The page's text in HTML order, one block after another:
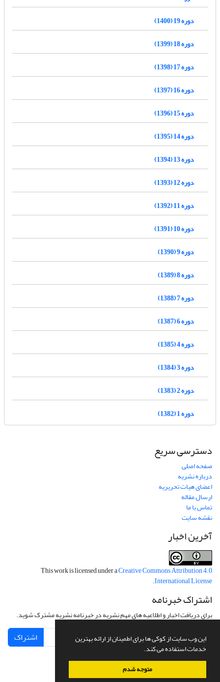
این وب سایت از کوکی ها برای اطمینان از ارائه بهترین
خدمات استفاده می کند.
متوجه شدم
دوره 19 (1400)
دوره 18 (1399)
دوره 17 (1398)
دوره 16 (1397)
دوره 15 (1396)
دوره 14 (1395)
دوره 13 (1394)
دوره 12 (1393)
دوره 11 (1392)
دوره 10 (1391)
دوره 9 (1390)
دوره 8 (1389)
دوره 7 (1388)
دوره 6 (1387)
دوره 4 (1385)
دوره 3 (1384)
دوره 2 (1383)
دوره 1 (1382)
دسترسی سریع
صفحه اصلی
درباره نشریه
اعضای هیات تحریریه
ارسال مقاله
تماس با ما
نقشه سایت
آخرین اخبار
This work is licensed under aCreative Commons Attribution 4.0
International License
.
اشتراک خبرنامه
برای دریافت اخبار و اطلاعیه های مهم نشریه در خبرنامه نشریه مشترک شوید.
اشتراک
سامانه مدیریت نشریات علمی.طراحی و پیاده سازی ازسیناوب